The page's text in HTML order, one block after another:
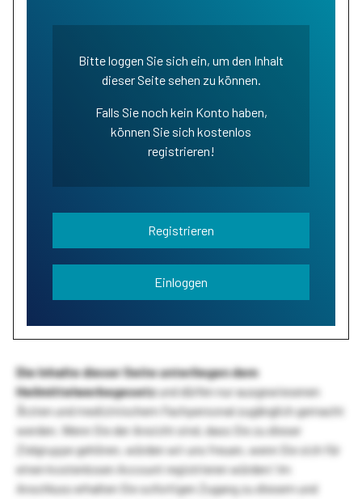
Bitte loggen Sie sich ein, um den Inhalt
dieser Seite sehen zu können.
Falls Sie noch kein Konto haben,
können Sie sich kostenlos
registrieren!
Registrieren
Einloggen
Die Inhalte dieser Seite unterliegen dem
Heilmittelwerbegesetzund dürfen nur ausgewiesenen
Ärzten und medizinischem Fachpersonal zugänglich gemacht
werden. Wenn Sie der Ansicht sind, dass Sie zu dieser
Zielgruppe gehören, würden wir uns freuen, wenn Sie sich für
einen kostenlosen Account registrieren würden! Im
Anschluss erhalten Sie sofortigen Zugang zu diesem und